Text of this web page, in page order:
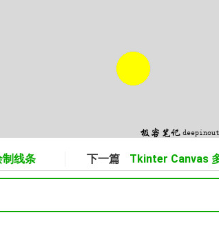
线条 下一篇 Tkinter Canvas